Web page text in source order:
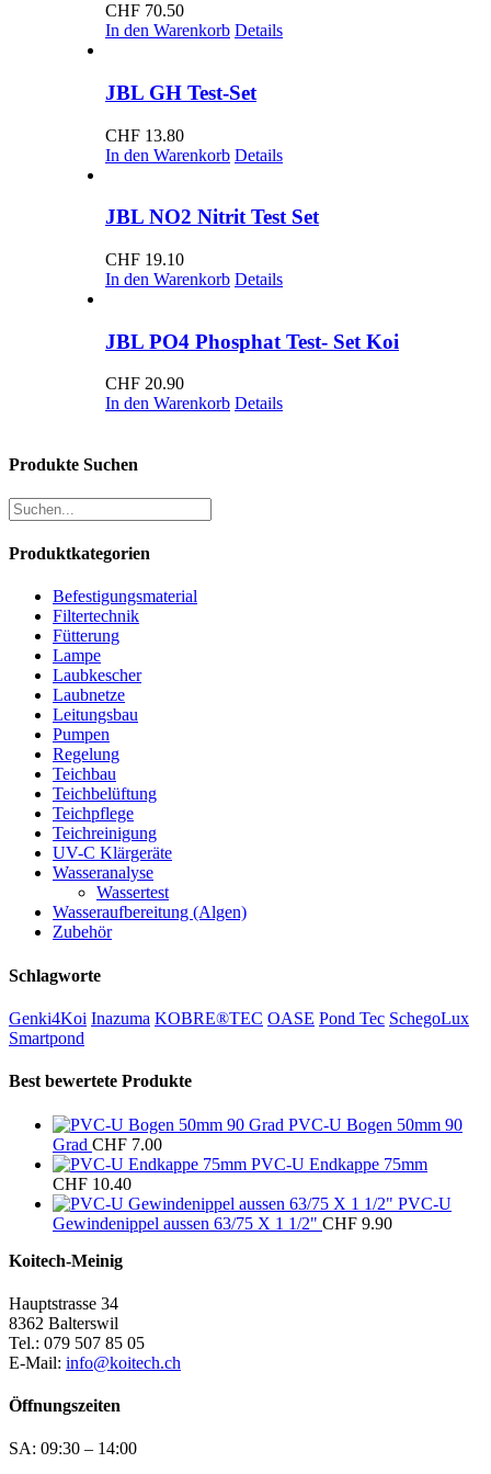
CHF 70.50
In den Warenkorb Details
JBL GH Test-Set
CHF 13.80
In den Warenkorb Details
JBL NO2 Nitrit Test Set
CHF 19.10
In den Warenkorb Details
JBL PO4 Phosphat Test- Set Koi
CHF 20.90
In den Warenkorb Details
Produkte Suchen
Produktkategorien
Befestigungsmaterial
Filtertechnik
Fütterung
Lampe
Laubkescher
Laubnetze
Leitungsbau
Pumpen
Regelung
Teichbau
Teichbelüftung
Teichpflege
Teichreinigung
UV-C Klärgeräte
Wasseranalyse
Wassertest
Wasseraufbereitung (Algen)
Zubehör
Schlagworte
Genki4Koi Inazuma KOBRE®TEC OASE Pond Tec SchegoLux
Smartpond
Best bewertete Produkte
PVC-U Bogen 50mm 90
Grad CHF 7.00
PVC-U Endkappe 75mm
CHF 10.40
PVC-U
Gewindenippel aussen 63/75 X 1 1/2" CHF 9.90
Koitech-Meinig
Hauptstrasse 34
8362 Balterswil
Tel.: 079 507 85 05
E-Mail: info@koitech.ch
Öffnungszeiten
SA: 09:30 – 14:00